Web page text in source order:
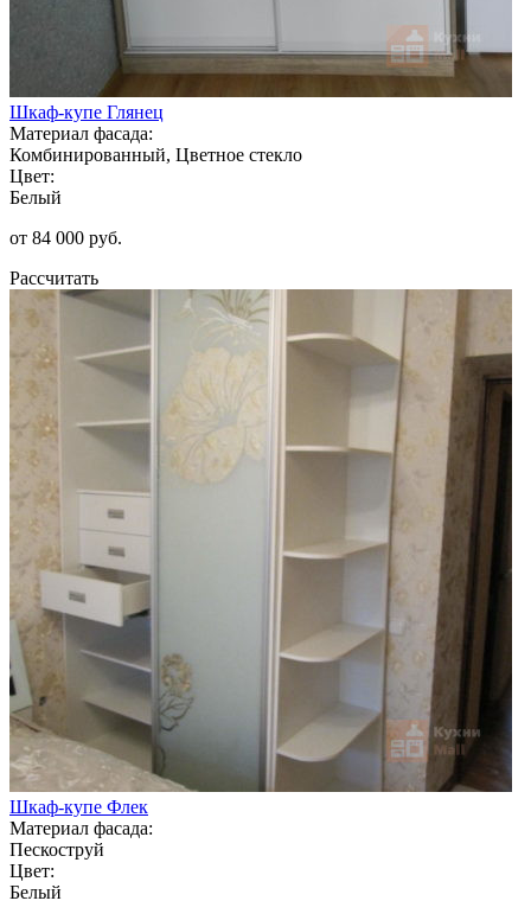
Шкаф-купе Глянец
Материал фасада:
Комбинированный, Цветное стекло
Цвет:
Белый
от 84 000 руб.
Рассчитать
Шкаф-купе Флек
Материал фасада:
Пескоструй
Цвет:
Белый